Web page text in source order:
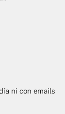
ni con emails